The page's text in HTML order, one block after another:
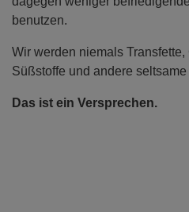
benutzen.
Wir werden niemals Transfette,
Süßstoffe und andere
Das ist ein Versprechen.